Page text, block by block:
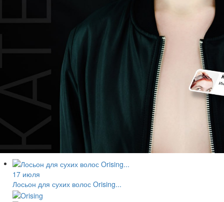
17 июля
Лосьон для сухих волос Orising...